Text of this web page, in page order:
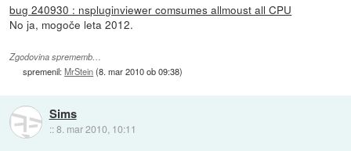
bug 240930 : nspluginviewer comsumes allmoust all CPU
No ja, mogoče leta 2012.
Zgodovina sprememb…
spremenil:MrStein(8. mar 2010 ob 09:38)
Sims
::8. mar 2010, 10:11